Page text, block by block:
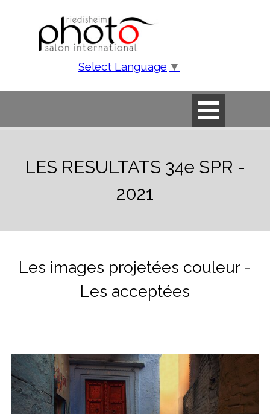
Sauter le menu
Select Language ▼
LES RESULTATS 34e SPR -
2021
Les images projetées couleur -
Les acceptées